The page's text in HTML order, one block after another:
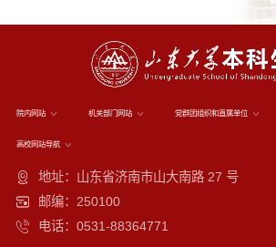
院内网站 机关部门网站 党群团组织和直属单位
高校网站导航
地址：山东省济南市山大南路 27 号
邮编：250100
电话：0531-88364771